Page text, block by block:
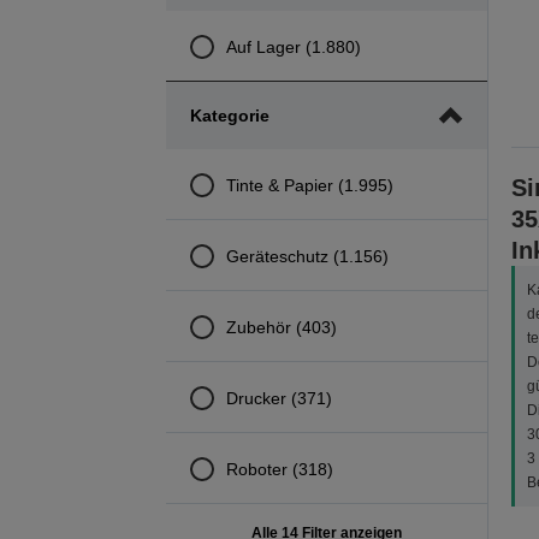
Auf Lager (1.880)
Kategorie
Tinte & Papier (1.995)
Geräteschutz (1.156)
Zubehör (403)
Drucker (371)
Roboter (318)
Alle 14 Filter anzeigen
3